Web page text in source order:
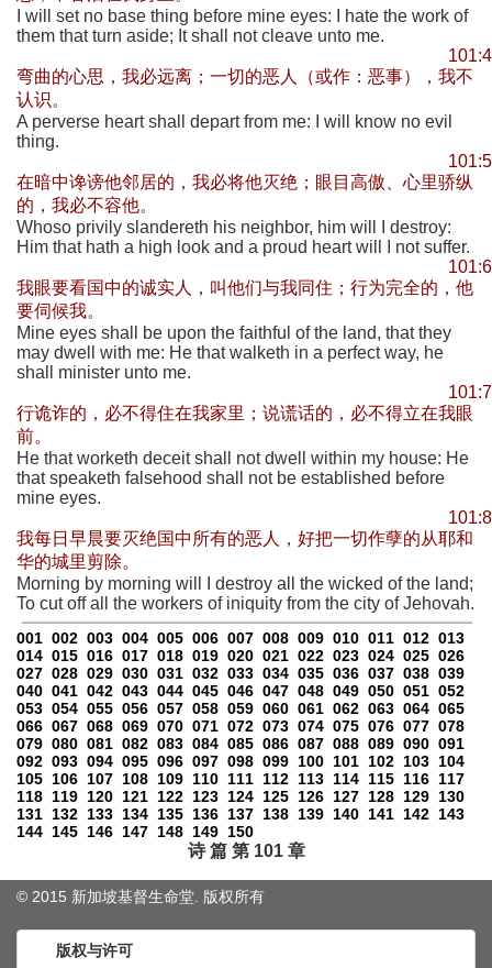
I will set no base thing before mine eyes: I hate the work of
them that turn aside; It shall not cleave unto me.
101:4
弯曲的心思，我必远离；一切的恶人（或作：恶事），我不
认识。
A perverse heart shall depart from me: I will know no evil
thing.
101:5
在暗中谗谤他邻居的，我必将他灭绝；眼目高傲、心里骄纵
的，我必不容他。
Whoso privily slandereth his neighbor, him will I destroy:
Him that hath a high look and a proud heart will I not suffer.
101:6
我眼要看国中的诚实人，叫他们与我同住；行为完全的，他
要伺候我。
Mine eyes shall be upon the faithful of the land, that they
may dwell with me: He that walketh in a perfect way, he
shall minister unto me.
101:7
行诡诈的，必不得住在我家里；说谎话的，必不得立在我眼
前。
He that worketh deceit shall not dwell within my house: He
that speaketh falsehood shall not be established before
mine eyes.
101:8
我每日早晨要灭绝国中所有的恶人，好把一切作孽的从耶和
华的城里剪除。
Morning by morning will I destroy all the wicked of the land;
To cut off all the workers of iniquity from the city of Jehovah.
001 002 003 004 005 006 007 008 009 010 011 012 013
014 015 016 017 018 019 020 021 022 023 024 025 026
027 028 029 030 031 032 033 034 035 036 037 038 039
040 041 042 043 044 045 046 047 048 049 050 051 052
053 054 055 056 057 058 059 060 061 062 063 064 065
066 067 068 069 070 071 072 073 074 075 076 077 078
079 080 081 082 083 084 085 086 087 088 089 090 091
092 093 094 095 096 097 098 099 100 101 102 103 104
105 106 107 108 109 110 111 112 113 114 115 116 117
118 119 120 121 122 123 124 125 126 127 128 129 130
131 132 133 134 135 136 137 138 139 140 141 142 143
144 145 146 147 148 149 150
诗 篇 第 101 章
© 2015 新加坡基督生命堂. 版权所有
版权与许可